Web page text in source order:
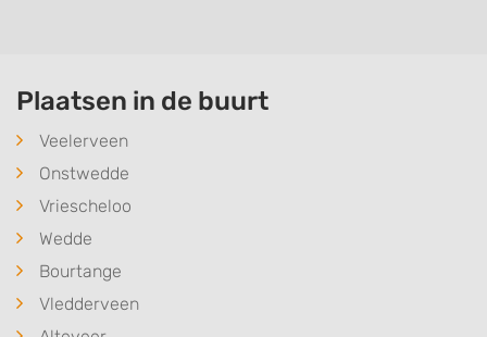
Plaatsen in de buurt
Veelerveen
Onstwedde
Vriescheloo
Wedde
Bourtange
Vledderveen